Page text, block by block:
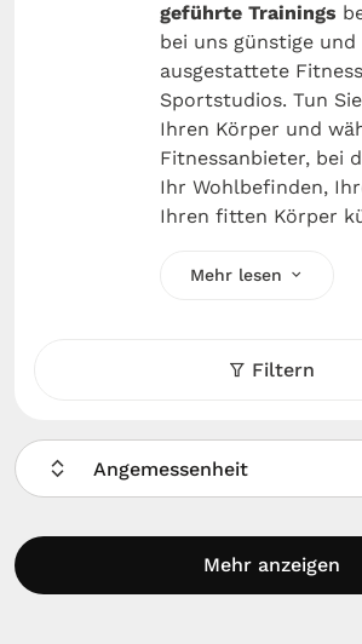
geführte Trainings
bei uns günstige und
ausgestattete
Sportstudios. Tun
Ihren Körper und
Fitnessanbieter, bei
Ihr Wohlbefinden,
Ihren fitten Körper
Mehr lesen
Filtern
Angemessenheit
Mehr anzeigen